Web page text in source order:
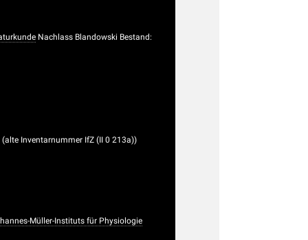
Nachlass Blandowski Bestand:
Inventarnummer IfZ (II 0 213a))
Müller-Instituts für Physiologie